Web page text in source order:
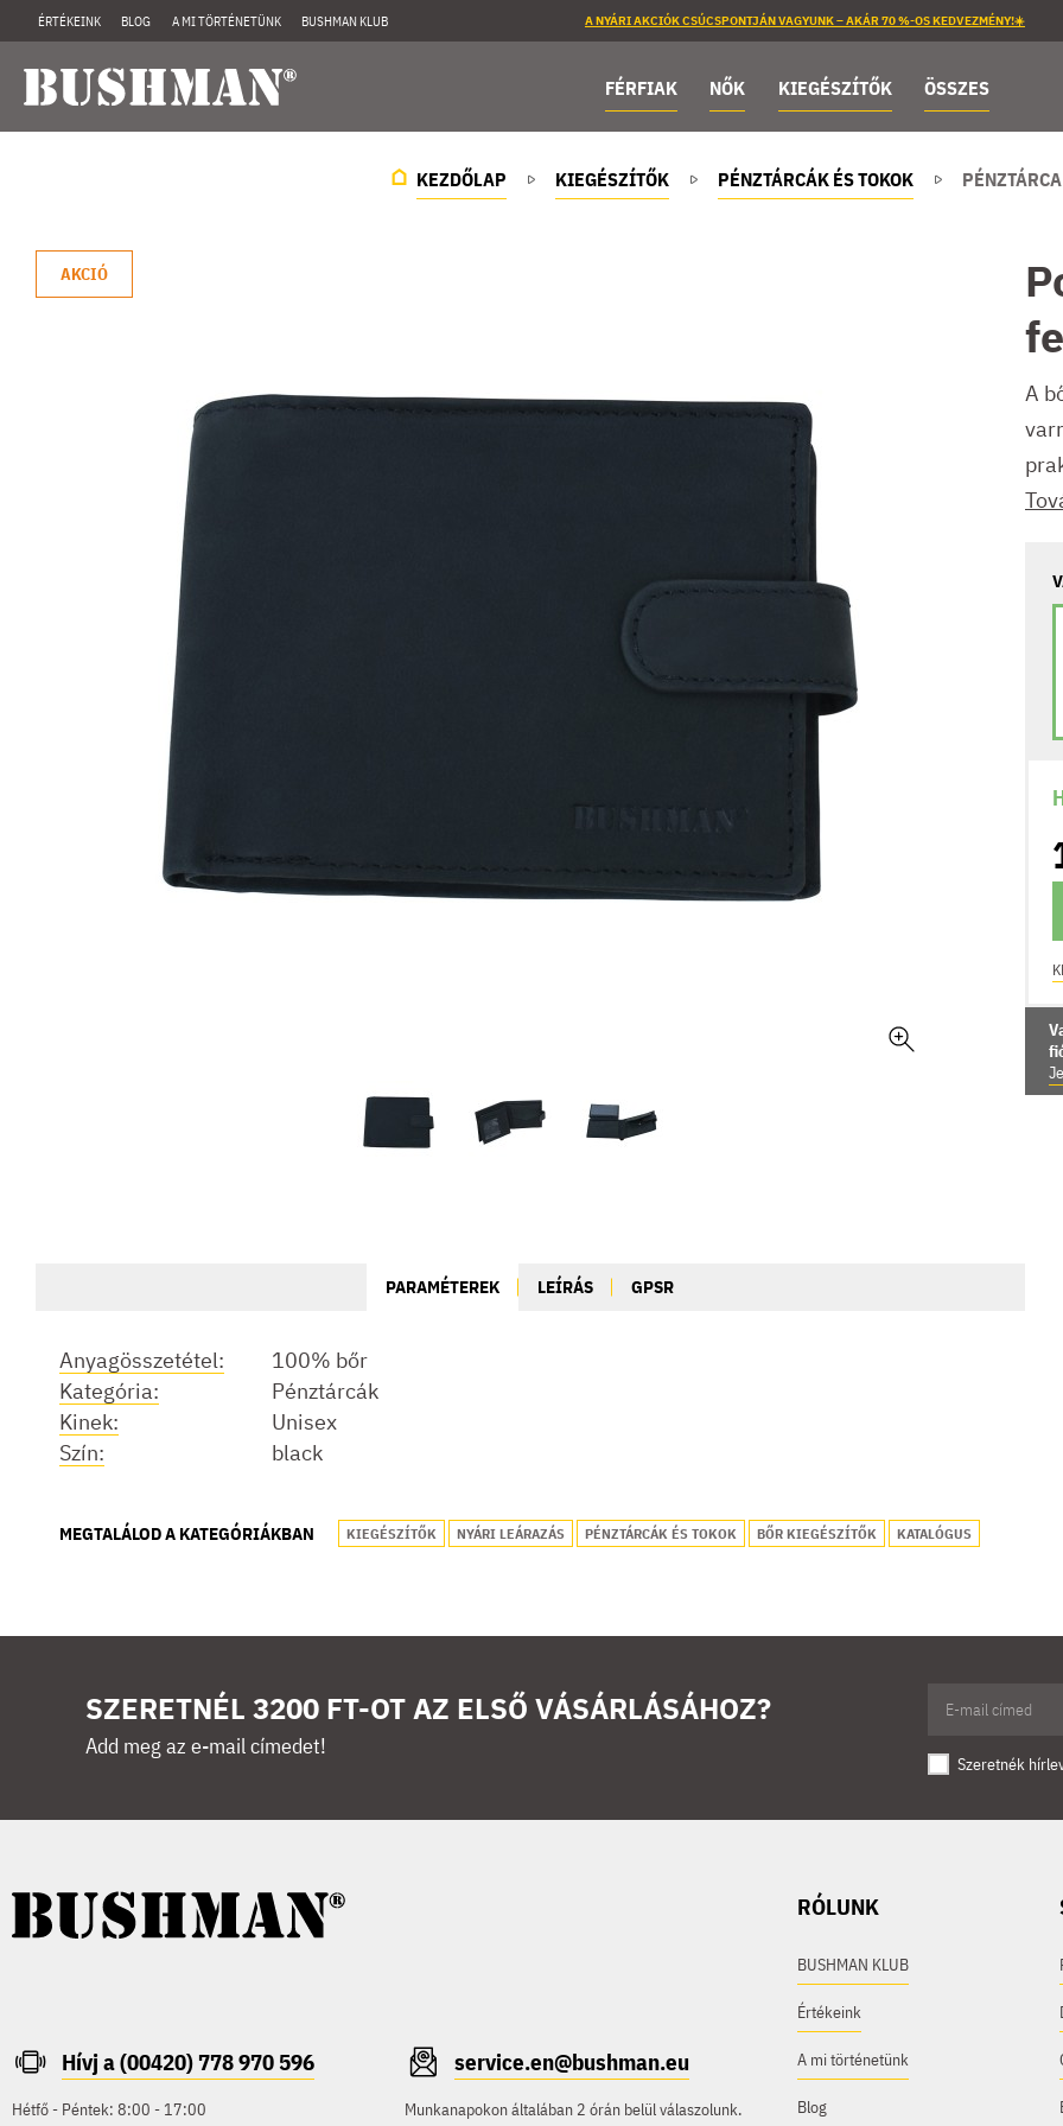
ÉRTÉKEINK BLOG A MI TÖRTÉNETÜNK BUSHMAN KLUB A NYÁRI AKCIÓK CSÚCSPONTJÁN VAGYUNK – AKÁR 70 %-OS KEDVEZMÉNY!☀️
FÉRFIAK NŐK KIEGÉSZÍTŐK ÖSSZES
KEZDŐLAP KIEGÉSZÍTŐK PÉNZTÁRCÁK ÉS TOKOK
AKCIÓ
A
PARAMÉTEREK LEÍRÁS GPSR
Anyagösszetétel:
100% bőr
Kategória:
Pénztárcák
Kinek:
Unisex
Szín:
black
MEGTALÁLOD A KATEGÓRIÁKBAN KIEGÉSZÍTŐK NYÁRI LEÁRAZÁS PÉNZTÁRCÁK ÉS TOKOK BŐR KIEGÉSZÍTŐK KATALÓGUS
SZERETNÉL 3200 FT-OT AZ ELSŐ VÁSÁRLÁSÁHOZ?
Add meg az e-mail címedet!
Szeretnék
Hívj a (00420) 778 970 596
Hétfő - Péntek: 8:00 - 17:00
service.en@bushman.eu
Munkanapokon általában 2 órán belül válaszolunk.
RÓLUNK
BUSHMAN KLUB
Értékeink
A mi történetünk
Blog